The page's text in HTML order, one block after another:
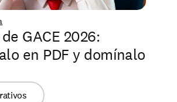
GACE 2026:
en PDF y domínalo